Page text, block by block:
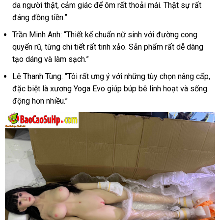
hãng
da người thật, cảm giác để ôm rất thoải mái. Thật sự rất
đáng đồng tiền.”
Trần Minh Anh: “Thiết kế chuẩn nữ sinh với đường cong
quyến rũ, từng chi tiết rất tinh xảo. Sản phẩm rất dễ dàng
tạo dáng và làm sạch.”
Lê Thanh Tùng: “Tôi rất ưng ý với những tùy chọn nâng cấp,
đặc biệt là xương Yoga Evo giúp búp bê linh hoạt và sống
động hơn nhiều.”